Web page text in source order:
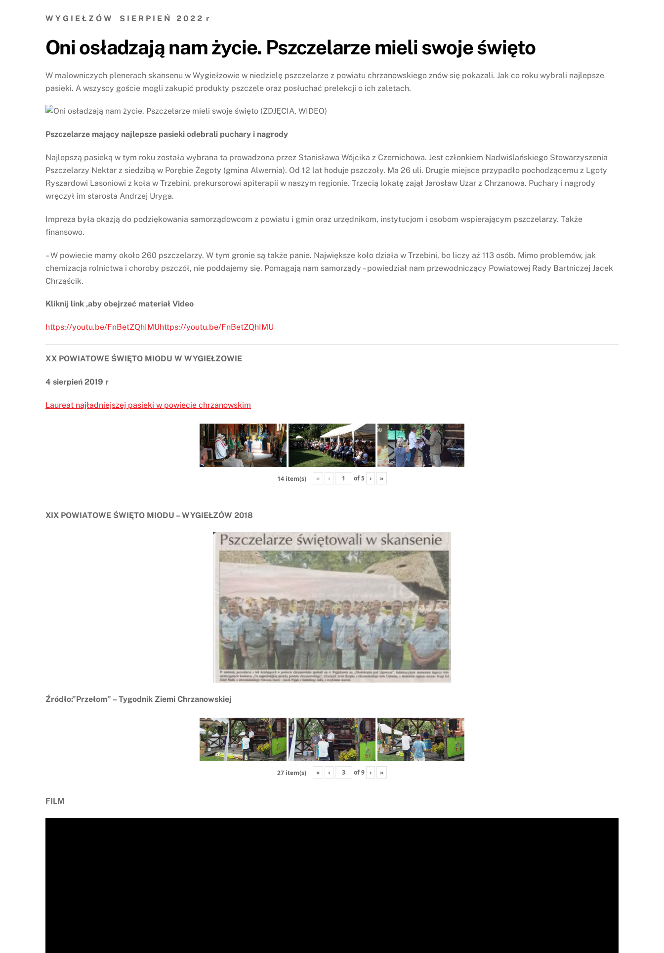
W Y G I E Ł Z Ó W S I E R P I E Ń 2 0 2 2 r
Oni osładzają nam życie. Pszczelarze mieli swoje święto
W malowniczych plenerach skansenu w Wygiełzowie w niedzielę pszczelarze z powiatu chrzanowskiego znów się pokazali. Jak co roku wybrali najlepsze
pasieki. A wszyscy goście mogli zakupić produkty pszczele oraz posłuchać prelekcji o ich zaletach.
Pszczelarze mający najlepsze pasieki odebrali puchary i nagrody
Najlepszą pasieką w tym roku została wybrana ta prowadzona przez Stanisława Wójcika z Czernichowa. Jest członkiem Nadwiślańskiego Stowarzyszenia
Pszczelarzy Nektar z siedzibą w Porębie Żegoty (gmina Alwernia). Od 12 lat hoduje pszczoły. Ma 26 uli. Drugie miejsce przypadło pochodzącemu z Lgoty
Ryszardowi Lasoniowi z koła w Trzebini, prekursorowi apiterapii w naszym regionie. Trzecią lokatę zajął Jarosław Uzar z Chrzanowa. Puchary i nagrody
wręczył im starosta Andrzej Uryga.
Impreza była okazją do podziękowania samorządowcom z powiatu i gmin oraz urzędnikom, instytucjom i osobom wspierającym pszczelarzy. Także
finansowo.
– W powiecie mamy około 260 pszczelarzy. W tym gronie są także panie. Największe koło działa w Trzebini, bo liczy aż 113 osób. Mimo problemów, jak
chemizacja rolnictwa i choroby pszczół, nie poddajemy się. Pomagają nam samorządy – powiedział nam przewodniczący Powiatowej Rady Bartniczej Jacek
Chrząścik.
Kliknij link ,aby obejrzeć materiał Video
https://youtu.be/FnBetZQhIMUhttps://youtu.be/FnBetZQhIMU
XX POWIATOWE ŚWIĘTO MIODU W WYGIEŁZOWIE
4 sierpień 2019 r
Laureat najładniejszej pasieki w powiecie chrzanowskim
14 item(s) « ‹ of5 › »
XIX POWIATOWE ŚWIĘTO MIODU – WYGIEŁZÓW 2018
Źródło:”Przełom” – Tygodnik Ziemi Chrzanowskiej
27 item(s) « ‹ of9 › »
FILM